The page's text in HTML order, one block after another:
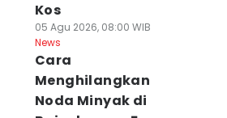
Kos
05 Agu 2026, 08:00 WIB
News
Cara
Menghilangkan
Noda Minyak di